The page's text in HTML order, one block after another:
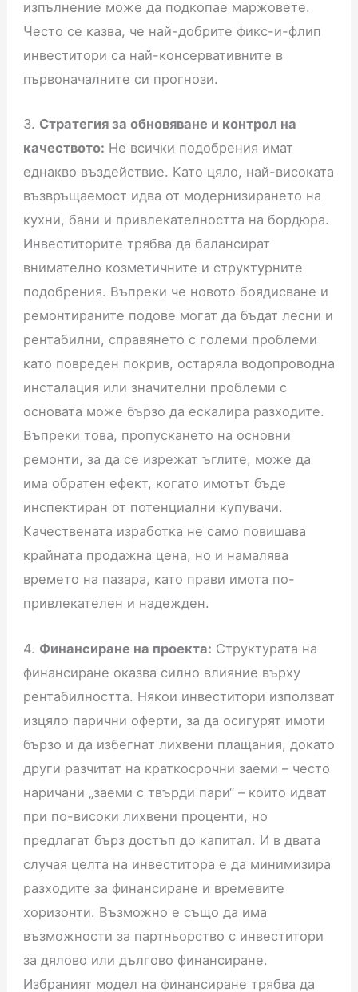
изпълнение може да подкопае маржовете.
Често се казва, че най-добрите фикс-и-флип
инвеститори са най-консервативните в
първоначалните си прогнози.
3. Стратегия за обновяване и контрол на
качеството: Не всички подобрения имат
еднакво въздействие. Като цяло, най-високата
възвръщаемост идва от модернизирането на
кухни, бани и привлекателността на бордюра.
Инвеститорите трябва да балансират
внимателно козметичните и структурните
подобрения. Въпреки че новото боядисване и
ремонтираните подове могат да бъдат лесни и
рентабилни, справянето с големи проблеми
като повреден покрив, остаряла водопроводна
инсталация или значителни проблеми с
основата може бързо да ескалира разходите.
Въпреки това, пропускането на основни
ремонти, за да се изрежат ъглите, може да
има обратен ефект, когато имотът бъде
инспектиран от потенциални купувачи.
Качествената изработка не само повишава
крайната продажна цена, но и намалява
времето на пазара, като прави имота по-
привлекателен и надежден.
4. Финансиране на проекта: Структурата на
финансиране оказва силно влияние върху
рентабилността. Някои инвеститори използват
изцяло парични оферти, за да осигурят имоти
бързо и да избегнат лихвени плащания, докато
други разчитат на краткосрочни заеми – често
наричани „заеми с твърди пари“ – които идват
при по-високи лихвени проценти, но
предлагат бърз достъп до капитал. И в двата
случая целта на инвеститора е да минимизира
разходите за финансиране и времевите
хоризонти. Възможно е също да има
възможности за партньорство с инвеститори
за дялово или дългово финансиране.
Избраният модел на финансиране трябва да